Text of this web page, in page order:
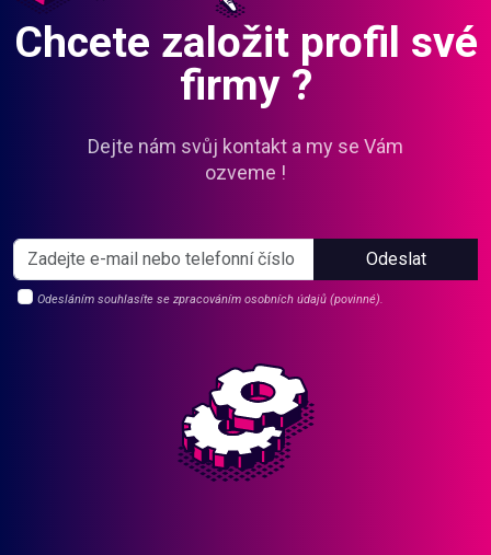
Chcete založit profil své
firmy ?
Dejte nám svůj kontakt a my se Vám
ozveme !
Odeslat
Odesláním souhlasíte se zpracováním osobních údajů (povinné).